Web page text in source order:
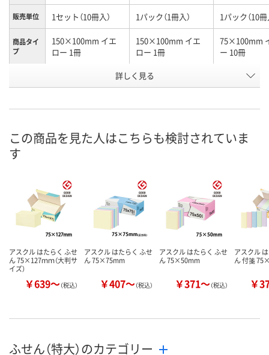
販売単位 1セット（10冊入） 1パック（1冊入） 1パック（10冊
商品タイ
プ
150×100mm イエ
ロー 1冊
150×100mm イエ
ロー 1冊
75×100mm
ー 10冊
8235765
8月9日（日）
カ
詳しく見る
この商品を見た人はこちらも検討されていま
す
アスクル はたらく ふせ
ん 75×127ｍｍ（大判サ
イズ）
￥639～（税込）
アスクル はたらく ふせ
ん 75×75mm
￥407～（税込）
アスクル はたらく ふせ
ん 75×50mm
￥371～（税込）
アスクル
ん 付箋
￥
ふせん（特大）のカテゴリー